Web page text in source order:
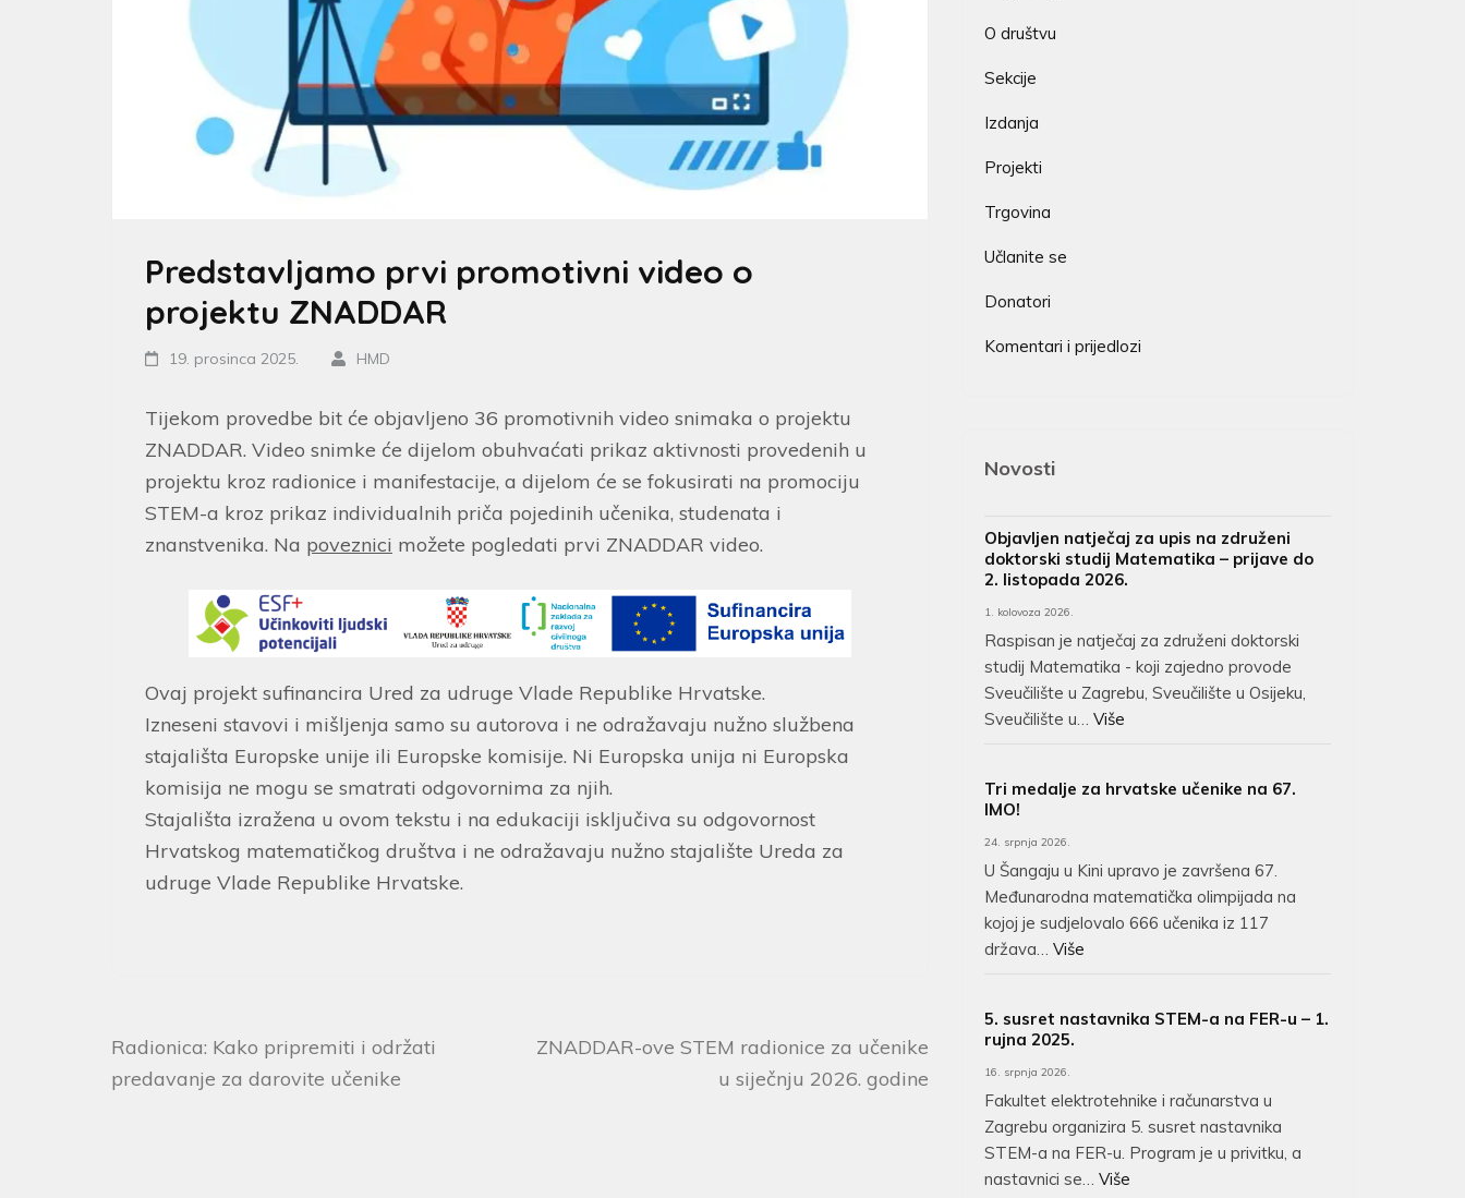
Predstavljamo prvi promotivni video o
projektu ZNADDAR
19. prosinca 2025. HMD
Tijekom provedbe bit će objavljeno 36 promotivnih video snimaka o projektu
ZNADDAR. Video snimke će dijelom obuhvaćati prikaz aktivnosti provedenih u
projektu kroz radionice i manifestacije, a dijelom će se fokusirati na promociju
STEM-a kroz prikaz individualnih priča pojedinih učenika, studenata i
znanstvenika. Na poveznici možete pogledati prvi ZNADDAR video.
Ovaj projekt sufinancira Ured za udruge Vlade Republike Hrvatske.
Izneseni stavovi i mišljenja samo su autorova i ne odražavaju nužno službena
stajališta Europske unije ili Europske komisije. Ni Europska unija ni Europska
komisija ne mogu se smatrati odgovornima za njih.
Stajališta izražena u ovom tekstu i na edukaciji isključiva su odgovornost
Hrvatskog matematičkog društva i ne odražavaju nužno stajalište Ureda za
udruge Vlade Republike Hrvatske.
Radionica: Kako pripremiti i održati
predavanje za darovite učenike
ZNADDAR-ove STEM radionice za učenike
u siječnju 2026. godine
O društvu
Sekcije
Izdanja
Projekti
Trgovina
Učlanite se
Donatori
Komentari i prijedlozi
Novosti
Objavljen natječaj za upis na združeni
doktorski studij Matematika – prijave do
2. listopada 2026.
1. kolovoza 2026.
Raspisan je natječaj za združeni doktorski
studij Matematika - koji zajedno provode
Sveučilište u Zagrebu, Sveučilište u Osijeku,
Sveučilište u…Više
Tri medalje za hrvatske učenike na 67.
IMO!
24. srpnja 2026.
U Šangaju u Kini upravo je završena 67.
Međunarodna matematička olimpijada na
kojoj je sudjelovalo 666 učenika iz 117
država…Više
5. susret nastavnika STEM-a na FER-u – 1.
rujna 2025.
16. srpnja 2026.
Fakultet elektrotehnike i računarstva u
Zagrebu organizira 5. susret nastavnika
STEM-a na FER-u. Program je u privitku, a
nastavnici se…Više